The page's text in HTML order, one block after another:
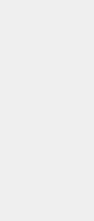
utiliser